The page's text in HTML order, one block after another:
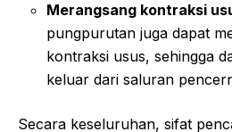
Merangsang kontraksi
pungpurutan juga dapat
kontraksi usus, sehingga
keluar dari saluran
Secara keseluruhan, sifat